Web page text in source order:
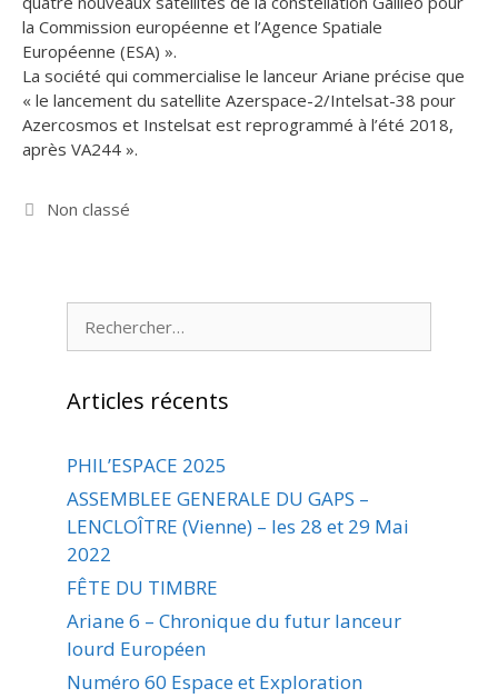
la Commission européenne et l’Agence Spatiale
Européenne (ESA) ».
La société qui commercialise le lanceur Ariane précise que
« le lancement du satellite Azerspace-2/Intelsat-38 pour
Azercosmos et Instelsat est reprogrammé à l’été 2018,
après VA244 ».
Catégories
Non classé
Rechercher :
Articles récents
PHIL’ESPACE 2025
ASSEMBLEE GENERALE DU GAPS –
LENCLOÎTRE (Vienne) – les 28 et 29 Mai
2022
FÊTE DU TIMBRE
Ariane 6 – Chronique du futur lanceur
lourd Européen
Numéro 60 Espace et Exploration